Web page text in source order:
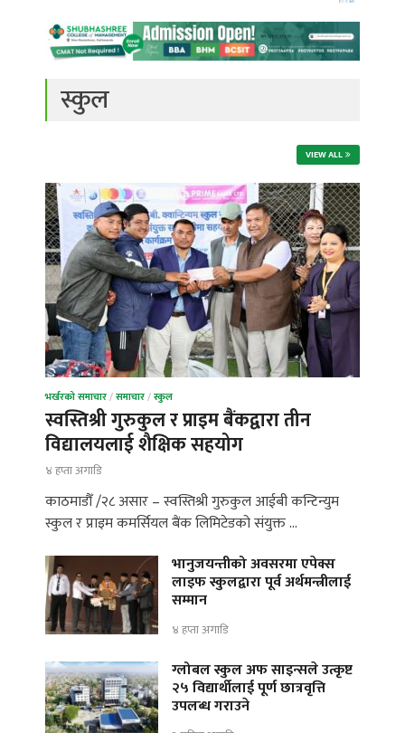
स्कुल
VIEW ALL
भर्खरको समाचार/समाचार/स्कुल
स्वस्तिश्री गुरुकुल र प्राइम बैंकद्वारा तीन
विद्यालयलाई शैक्षिक सहयोग
४ हप्ता अगाडि
काठमाडौँ /२८ असार – स्वस्तिश्री गुरुकुल आईबी कन्टिन्युम
स्कुल र प्राइम कमर्सियल बैंक लिमिटेडको संयुक्त …
भानुजयन्तीको अवसरमा एपेक्स
लाइफ स्कुलद्वारा पूर्व अर्थमन्त्रीलाई
सम्मान
४ हप्ता अगाडि
ग्लोबल स्कुल अफ साइन्सले उत्कृष्ट
२५ विद्यार्थीलाई पूर्ण छात्रवृत्ति
उपलब्ध गराउने